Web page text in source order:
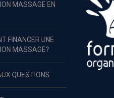
MASSAGE EN
FINANCER UNE
MASSAGE?
QUESTIONS